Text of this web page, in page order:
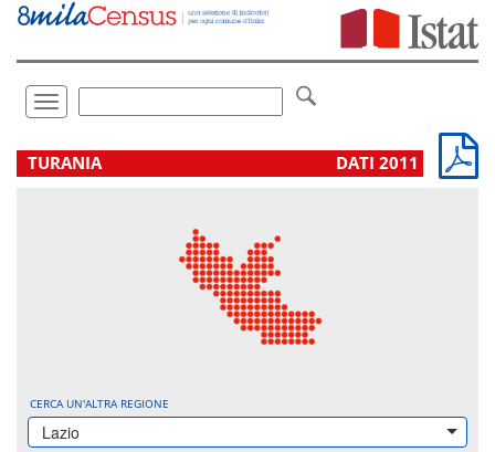
Vai
direttamente
Toggle
navigation
.
TURANIA DATI 2011
CERCA UN'ALTRA REGIONE
Lazio